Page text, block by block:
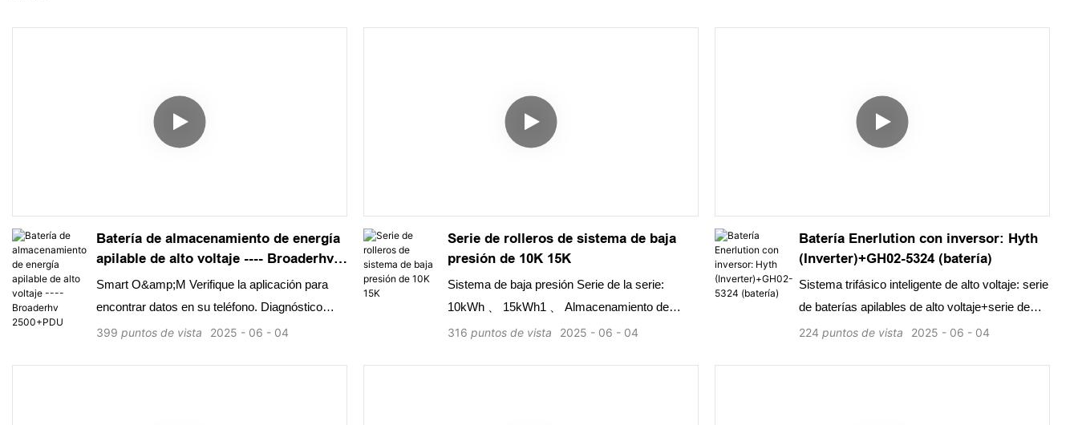
capacidades de carga rápida y control
inteligente de la energía para transiciones
fugación térmica. Protección IP65 para
compartimento de la batería, IP54 para
registro de fallas que permite la alerta temprana
y la localización de fallas, integrando el
monitoreo y la grabación del rendimiento de la
batería
Batería de almacenamiento de energía
apilable de alto voltaje ---- Broaderhv
2500+PDU
Smart O&amp;M Verifique la aplicación para
encontrar datos en su teléfono. Diagnóstico
remoto y flexibilidad de expansión OTA 2.5kWh
2025 06 04
399 puntos de vista
Serie de rolleros de sistema de baja
presión de 10K 15K
Sistema de baja presión Serie de la serie:
10kWh 、 15kWh1 、 Almacenamiento de
energía de la serie de rodillos.
2025 06 04
316 puntos de vista
Batería Enerlution con inversor: Hyth
(Inverter)+GH02-5324 (batería)
Sistema trifásico inteligente de alto voltaje: serie
de baterías apilables de alto voltaje+serie de
inversores Hyth trifásicos
2025 06 04
224 puntos de vista